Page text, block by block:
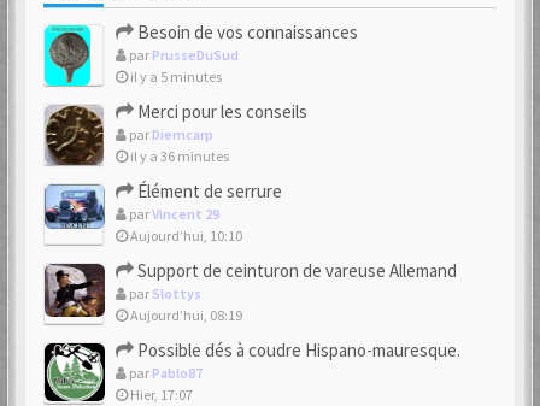
Besoin de vos connaissances
par PrusseDuSud
il y a 5 minutes
Merci pour les conseils
par Diemcarp
il y a 36 minutes
Élément de serrure
parVincent 29
Aujourd’hui, 10:10
Support de ceinturon de vareuse Allemand
par Slottys
Aujourd’hui, 08:19
Possible dés à coudre Hispano-mauresque.
par Pablo87
Hier, 17:07